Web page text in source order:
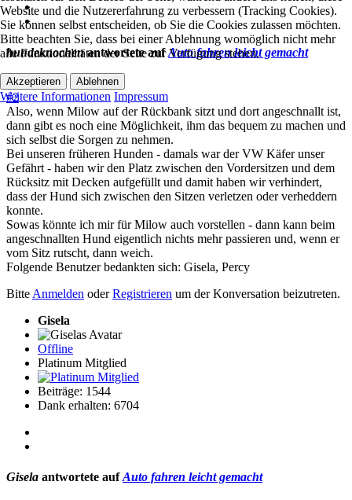
hundeknochenantwortete aufAuto fahren leicht gemacht
12 Juli 2017 18:38
#2
Also, wenn Milow auf der Rückbank sitzt und dort angeschnallt ist,
dann gibt es noch eine Möglichkeit, ihm das bequem zu machen und
sich selbst die Sorgen zu nehmen.
Bei unseren früheren Hunden - damals war der VW Käfer unser
Gefährt - haben wir den Platz zwischen den Vordersitzen und dem
Rücksitz mit Decken aufgefüllt und damit haben wir verhindert,
dass der Hund sich zwischen den Sitzen verletzen oder verheddern
konnte.
Sowas könnte ich mir für Milow auch vorstellen - dann kann beim
angeschnallten Hund eigentlich nichts mehr passieren und, wenn er
vom Sitz rutscht, dann weich.
Folgende Benutzer bedankten sich: Gisela, Percy
Bitte Anmelden oderRegistrieren um der Konversation beizutreten.
Gisela
Offline
Platinum Mitglied
Beiträge: 1544
Dank erhalten: 6704
Gisela antwortete aufAuto fahren leicht gemacht
Website und die Nutzererfahrung zu verbessern (Tracking Cookies).
Sie können selbst entscheiden, ob Sie die Cookies zulassen möchten.
Bitte beachten Sie, dass bei einer Ablehnung womöglich nicht mehr
alle Funktionalitäten der Seite zur Verfügung stehen.
Akzeptieren Ablehnen
Weitere Informationen Impressum